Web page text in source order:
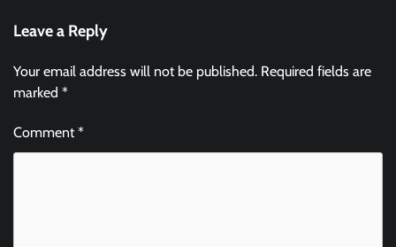
Leave a Reply
Your email address will not be published. Required fields are
marked *
Comment*